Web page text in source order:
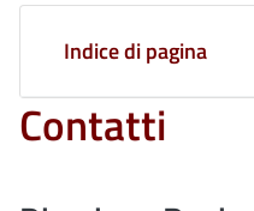
Contatti
Indice di pagina